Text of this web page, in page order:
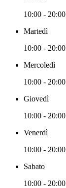
10:00 - 20:00
Martedì
10:00 - 20:00
Mercoledì
10:00 - 20:00
Giovedì
10:00 - 20:00
Venerdì
10:00 - 20:00
Sabato
10:00 - 20:00